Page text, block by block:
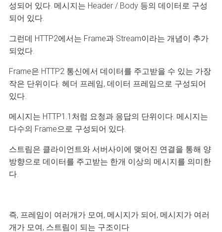
성되어 있다. 메시지는 Header / Body 등의 데이터로 구성
되어 있다.
그런데 HTTP2에서는 Frame과 Stream이라는 개념이 추가
되었다.
Frame은 HTTP2 통신에서 데이터를 주고받을 수 있는 가장
작은 단위이다. 헤더 프레임, 데이터 프레임으로 구성되어
있다.
메시지는 HTTP1.1처럼 요청과 응답의 단위이다. 메시지는
다수의 Frame으로 구성되어 있다.
스트림은 클라이언트와 서버사이에 맺어진 연결을 통해 양
방향으로 데이터를 주고받는 한개 이상의 메시지를 의미한
다.
즉, 프레임이 여러개가 모여, 메시지가 되어, 메시지가 여러
개가 모여, 스트림이 되는 구조이다